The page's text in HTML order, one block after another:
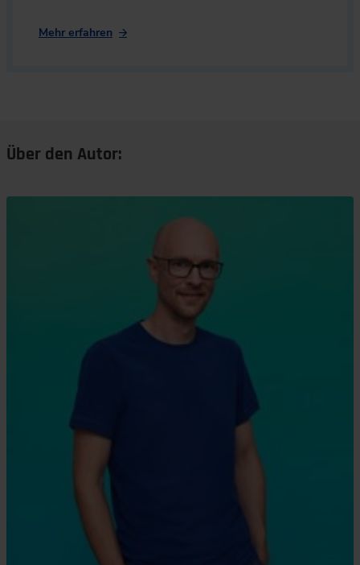
Mehr erfahren
Über den Autor: